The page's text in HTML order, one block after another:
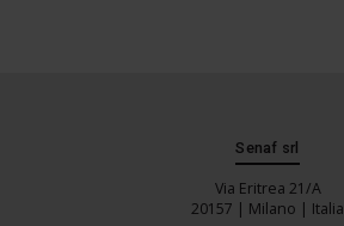
Senaf srl
Via Eritrea 21/A
20157 | Milano | Italia